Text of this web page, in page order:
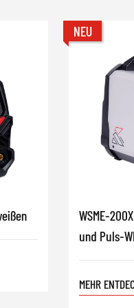
NEU
WSME-
und Puls-
MEHR